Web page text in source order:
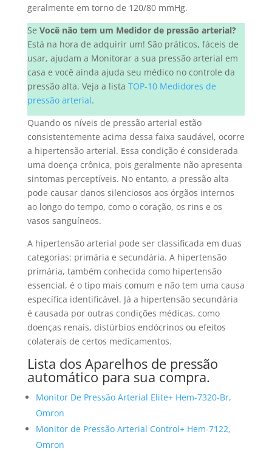
geralmente em torno de 120/80 mmHg.
Se Você não tem um Medidor de pressão arterial?
Está na hora de adquirir um! São práticos, fáceis de
usar, ajudam a Monitorar a sua pressão arterial em
casa e você ainda ajuda seu médico no controle da
pressão alta. Veja a lista TOP-10 Medidores de
pressão arterial.
Quando os níveis de pressão arterial estão
consistentemente acima dessa faixa saudável, ocorre
a hipertensão arterial. Essa condição é considerada
uma doença crônica, pois geralmente não apresenta
sintomas perceptíveis. No entanto, a pressão alta
pode causar danos silenciosos aos órgãos internos
ao longo do tempo, como o coração, os rins e os
vasos sanguíneos.
A hipertensão arterial pode ser classificada em duas
categorias: primária e secundária. A hipertensão
primária, também conhecida como hipertensão
essencial, é o tipo mais comum e não tem uma causa
específica identificável. Já a hipertensão secundária
é causada por outras condições médicas, como
doenças renais, distúrbios endócrinos ou efeitos
colaterais de certos medicamentos.
Lista dos Aparelhos de pressão
automático para sua compra.
Monitor De Pressão Arterial Elite+ Hem-7320-Br,
Omron
Monitor de Pressão Arterial Control+ Hem-7122,
Omron